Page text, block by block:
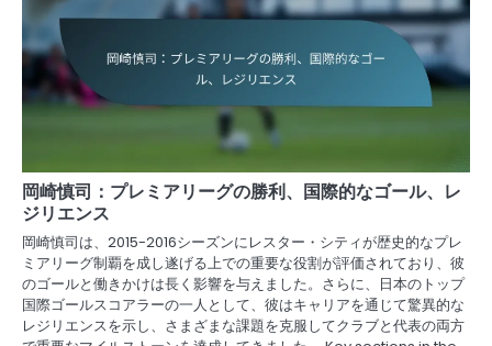
岡崎慎司：プレミアリーグの勝利、国際的なゴール、レ
ジリエンス
岡崎慎司は、2015-2016シーズンにレスター・シティが歴史的なプレ
ミアリーグ制覇を成し遂げる上での重要な役割が評価されており、彼
のゴールと働きかけは長く影響を与えました。さらに、日本のトップ
国際ゴールスコアラーの一人として、彼はキャリアを通じて驚異的な
レジリエンスを示し、さまざまな課題を克服してクラブと代表の両方